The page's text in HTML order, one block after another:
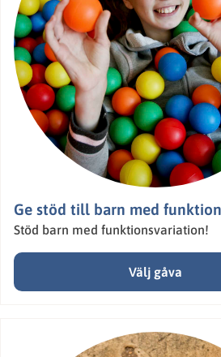
Ge stöd till barn med
Stöd barn med funktionsvariation!
Välj gåva